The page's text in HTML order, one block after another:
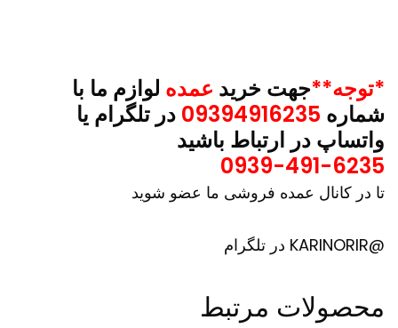
*توجه**جهت خرید عمده لوازم ما با
شماره
در تلگرام یا
واتساپ در ارتباط باشید
0939-491-6235
تا در کانال عمده فروشی ما عضو شوید
@KARINORIR در تلگرام
محصولات مرتبط